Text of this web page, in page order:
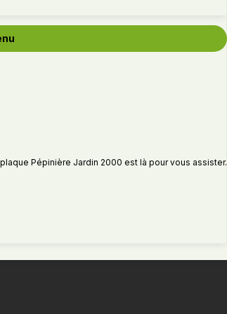
Pépinière Jardin 2000 est là pour vous assister.